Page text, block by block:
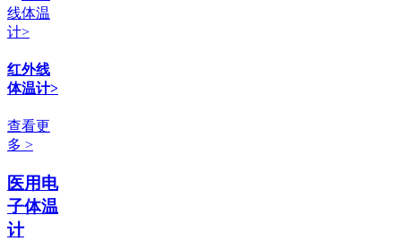
红外线
体温计>
查看更
多 >
医用电
子体温
计